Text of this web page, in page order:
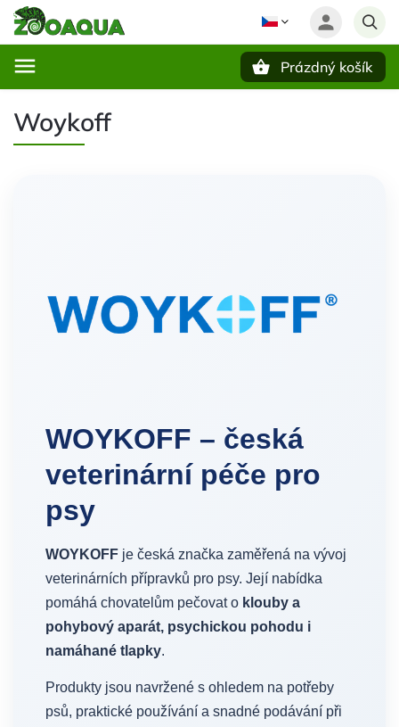
Prázdný košík
Woykoff
WOYKOFF – česká
veterinární péče pro
psy
WOYKOFF je česká značka zaměřená na vývoj
veterinárních přípravků pro psy. Její nabídka
pomáhá chovatelům pečovat o klouby a
pohybový aparát, psychickou pohodu i
namáhané tlapky.
Produkty jsou navržené s ohledem na potřeby
psů, praktické používání a snadné podávání při